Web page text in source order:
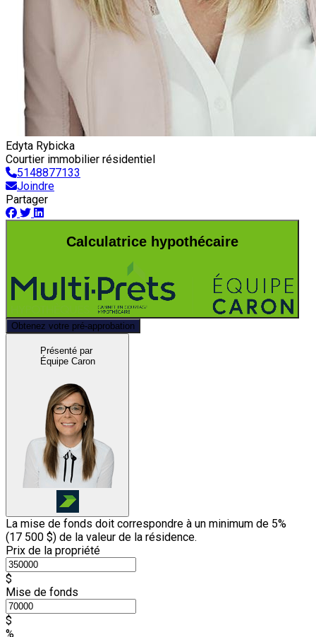
Edyta Rybicka
Courtier immobilier résidentiel
5148877133
Joindre
Partager
Calculatrice hypothécaire
Obtenez votre pré-approbation
Présenté par
Équipe Caron
La mise de fonds doit correspondre à un minimum de 5%
(17 500 $) de la valeur de la résidence.
Prix de la propriété
$
Mise de fonds
$
%